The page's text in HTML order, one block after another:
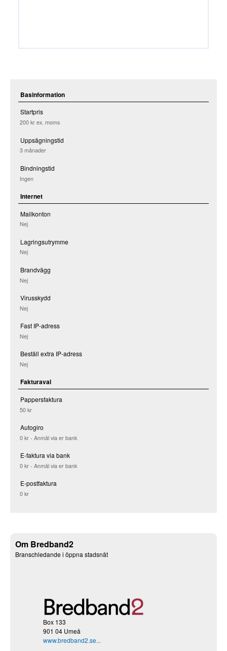
Basinformation
Startpris
200 krex. moms
Uppsägningstid
3 månader
Bindningstid
Ingen
Internet
Mailkonton
Nej
Lagringsutrymme
Nej
Brandvägg
Nej
Virusskydd
Nej
Fast IP-adress
Nej
Beställ extra IP-adress
Nej
Fakturaval
Pappersfaktura
50 kr
Autogiro
0 kr - Anmäl via er bank
E-faktura via bank
0 kr - Anmäl via er bank
E-postfaktura
0 kr
Om Bredband2
Branschledande i öppna stadsnät
Box 133
901 04 Umeå
www.bredband2.se...